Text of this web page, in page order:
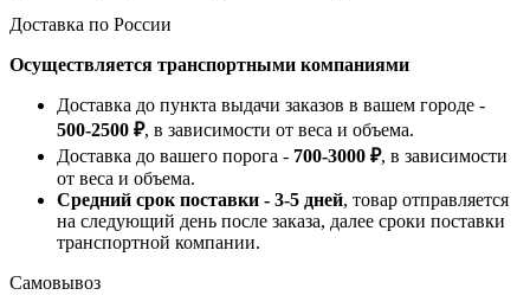
Доставка по России
Осуществляется транспортными компаниями
Доставка до пункта выдачи заказов в вашем городе -
500-2500 ₽, в зависимости от веса и объема.
Доставка до вашего порога - 700-3000 ₽, в зависимости
от веса и объема.
Средний срок поставки - 3-5 дней, товар отправляется
на следующий день после заказа, далее сроки поставки
транспортной компании.
Самовывоз